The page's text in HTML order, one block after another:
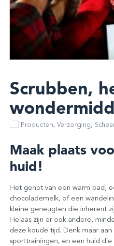
Scrubben,
Producten, Verzorging,
Maak plaats
huid!
Het genot van een warm bad,
chocolademelk, of een
kleine geneugten die inherent
Helaas zijn er ook andere,
deze koude tijd. Denk maar
sporttrainingen, en een huid